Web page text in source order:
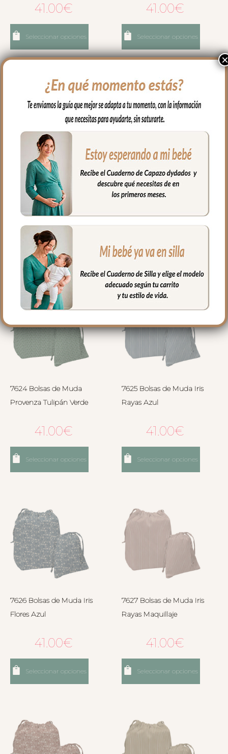
41.00€
Seleccionar opciones
41.00€
Seleccionar opciones
7622 Bolsas de Muda
Provenza Tulipán Marrón
41.00€
Seleccionar opciones
7623 Bolsas de Muda
Provenza Rayas Verde
41.00€
Seleccionar opciones
7624 Bolsas de Muda
Provenza Tulipán Verde
41.00€
Seleccionar opciones
7625 Bolsas de Muda Iris
Rayas Azul
41.00€
Seleccionar opciones
7626 Bolsas de Muda Iris
Flores Azul
41.00€
Seleccionar opciones
7627 Bolsas de Muda Iris
Rayas Maquillaje
41.00€
Seleccionar opciones
×